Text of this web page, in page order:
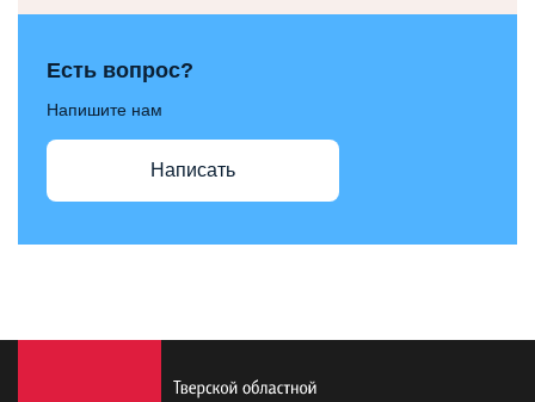
Есть вопрос?
Напишите нам
Написать